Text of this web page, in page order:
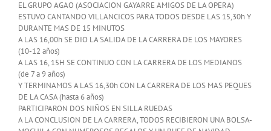
EL GRUPO AGAO (ASOCIACION GAYARRE AMIGOS DE LA OPERA)
ESTUVO CANTANDO VILLANCICOS PARA TODOS DESDE LAS 15,30h Y
DURANTE MAS DE 15 MINUTOS
A LAS 16,00h SE DIO LA SALIDA DE LA CARRERA DE LOS MAYORES
(10-12 años)
A LAS 16, 15H SE CONTINUO CON LA CARRERA DE LOS MEDIANOS
(de 7 a 9 años)
Y TERMINAMOS A LAS 16,30h CON LA CARRERA DE LOS MAS PEQUES
DE LA CASA (hasta 6 años)
PARTICIPARON DOS NIÑOS EN SILLA RUEDAS
A LA CONCLUSION DE LA CARRERA, TODOS RECIBIERON UNA BOLSA-